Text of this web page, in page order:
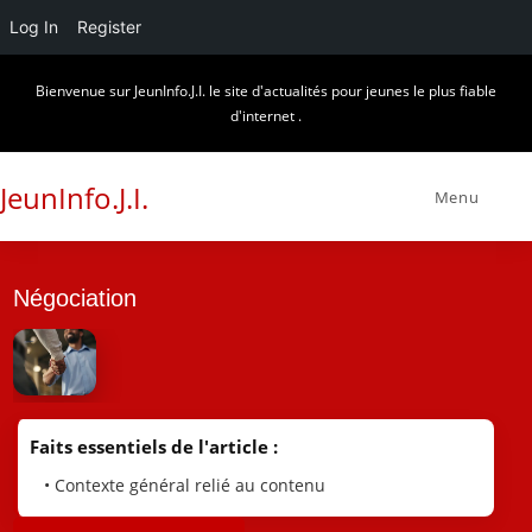
Log In Register
Bienvenue sur JeunInfo.J.I. le site d'actualités pour jeunes le plus fiable
d'internet .
JeunInfo.J.I. Menu
Négociation
Faits essentiels de l'article :
• Contexte général relié au contenu